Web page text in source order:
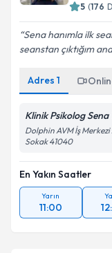
5 (176
Sena hanımla ilk
seanstan çıktığım
Adres 1
Klinik Psikolog Sena
Dolphin AVM İş
Sokak 41040
En Yakın Saatler
Yarın
11:00